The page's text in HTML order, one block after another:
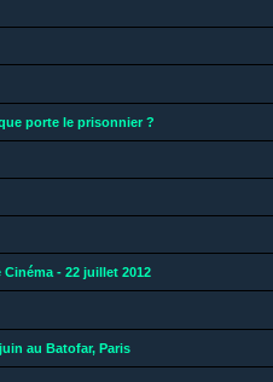
porte le prisonnier ?
- 22 juillet 2012
au Batofar, Paris